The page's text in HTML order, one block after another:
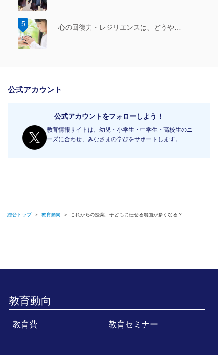
心の回復力・レジリエンスは、どうや…
公式アカウント
公式アカウントをフォローしよう！
教育情報サイトは、幼児・小学生・中学生・高校生のニ
ーズに合わせ、みなさまの学びをサポートします。
総合トップ ＞ 教育動向 ＞ これからの授業、子どもに任せる場面が多くなる？
教育動向
教育費 教育セミナー